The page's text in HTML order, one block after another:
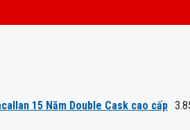
15 Năm Double Cask cao cấp